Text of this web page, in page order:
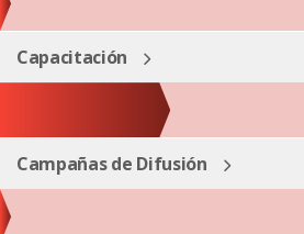
Capacitación
Campañas de Difusión